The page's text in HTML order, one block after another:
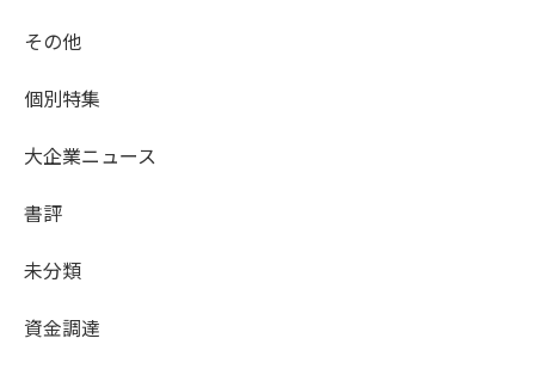
その他
個別特集
大企業ニュース
書評
未分類
資金調達